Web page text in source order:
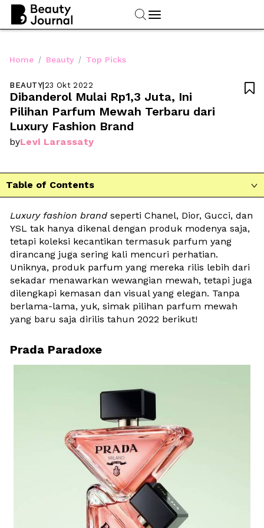
Home / Beauty / Top Picks
BEAUTY|23 Okt 2022
Dibanderol Mulai Rp1,3 Juta, Ini
Pilihan Parfum Mewah Terbaru dari
Luxury Fashion Brand
byLevi Larassaty

Table of Contents 
Luxury fashion brand seperti Chanel, Dior, Gucci, dan
YSL tak hanya dikenal dengan produk modenya saja,
tetapi koleksi kecantikan termasuk parfum yang
dirancang juga sering kali mencuri perhatian.
Uniknya, produk parfum yang mereka rilis lebih dari
sekadar menawarkan wewangian mewah, tetapi juga
dilengkapi kemasan dan visual yang elegan. Tanpa
berlama-lama, yuk, simak pilihan parfum mewah
yang baru saja dirilis tahun 2022 berikut!
Prada Paradoxe